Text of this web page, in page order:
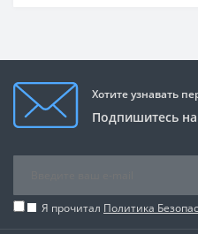
Хотите узнавать
Подпишитесь
Я прочитал Политика